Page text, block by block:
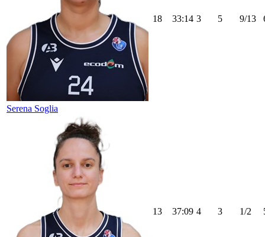
Serena Soglia
18 33:14 3 5 9/13
13 37:09 4 3 1/2